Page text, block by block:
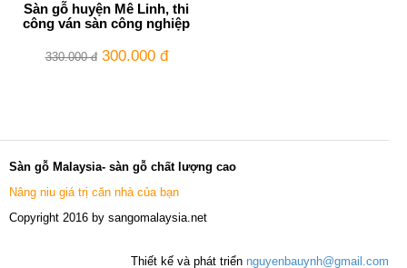
Sàn gỗ huyện Mê Linh, thi
công ván sàn công nghiệp
330.000 đ 300.000 đ
Sàn gỗ Malaysia- sàn gỗ chất lượng cao
Nâng niu giá trị căn nhà của bạn
Copyright 2016 by sangomalaysia.net
Thiết kế và phát triển nguyenbauynh@gmail.com